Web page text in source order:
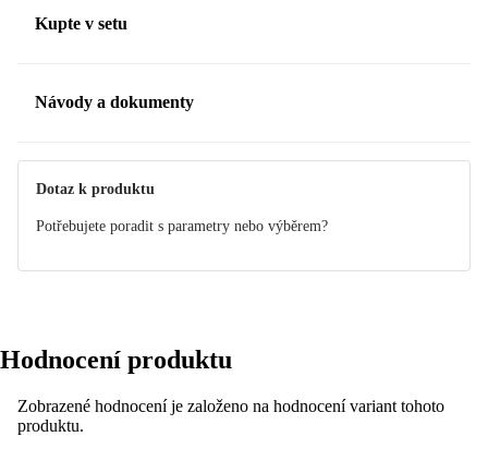
Kupte v setu
Návody a dokumenty
Dotaz k produktu
Potřebujete poradit s parametry nebo výběrem?
Hodnocení produktu
Zobrazené hodnocení je založeno na hodnocení variant tohoto
produktu.